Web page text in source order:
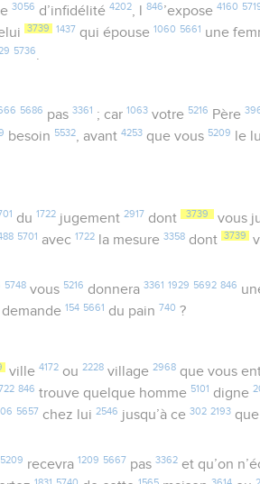
3056 d’infidélité4202, l846’expose4160
3739 1437 qui épouse 1060 5661 une
5736
5686 pas 3361 ; car 1063votre 5216 Père
besoin 5532, avant4253 que vous 5209 le
du 1722jugement 2917 dont 3739 vous
5701 avec 1722 la mesure3358 dont 3739
5748vous 5216 donnera 3361 1929 5692 846
demande 154 5661 du pain 740 ?
ville 4172ou 2228village 2968que vous
846 trouve quelque homme 5101 digne
5657 chez lui2546 jusqu’à ce302 2193
5209 recevra 1209 5667 pas 3362et qu’on